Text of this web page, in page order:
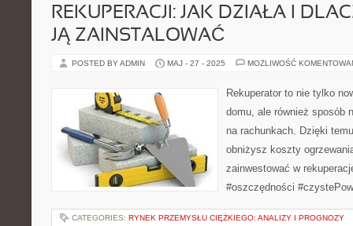
REKUPERACJI: JAK DZIAŁA I
JĄ ZAINSTALOWAĆ
POSTED BY ADMIN MAJ - 27 - 2025 MOŻLIWOŚĆ
Rekuperator to nie tylko
domu, ale również sposób
na rachunkach. Dzięki
obniżysz koszty
zainwestować w
#oszczędności
CATEGORIES: RYNEK PRZEMYSŁU CIĘŻKIEGO: ANALIZY I PROGNOZY